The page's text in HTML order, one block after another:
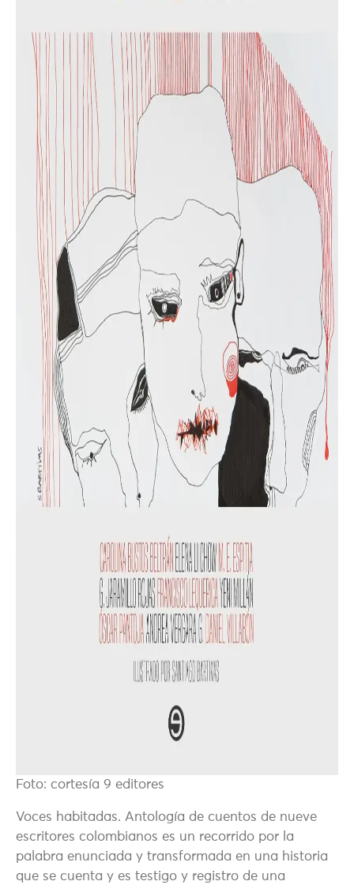
Foto: cortesía 9 editores
Voces habitadas. Antología de cuentos de nueve
escritores colombianos es un recorrido por la
palabra enunciada y transformada en una historia
que se cuenta y es testigo y registro de una